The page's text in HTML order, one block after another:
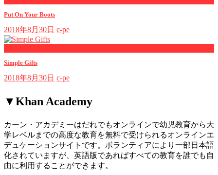
Put On Your Boots
2018年8月30日 c-pe
Simple Gifts
2018年8月30日 c-pe
▼Khan Academy
カーン・アカデミーはだれでもオンラインで幼児教育から大
学レベルまでの高度な教育を無料で受けられるオンラインエ
デュケーションサイトです。ボランティアにより一部日本語
化されていますが、英語版であればすべての教育を誰でも自
由に利用することができます。